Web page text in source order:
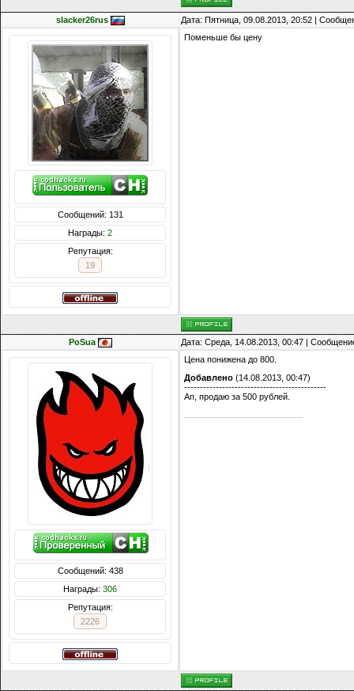
slacker26rus Дата: Пятница, 09.08.2013, 20:52 |
Сообщений: 131
Награды: 2
Репутация:
19
Поменьше бы цену
PoSua Дата: Среда, 14.08.2013, 00:47 |
Сообщений: 438
Награды: 306
Репутация:
2226
Цена понижена до 800.
Добавлено (14.08.2013, 00:47)
---------------------------------------------
Ап, продаю за 500 рублей.